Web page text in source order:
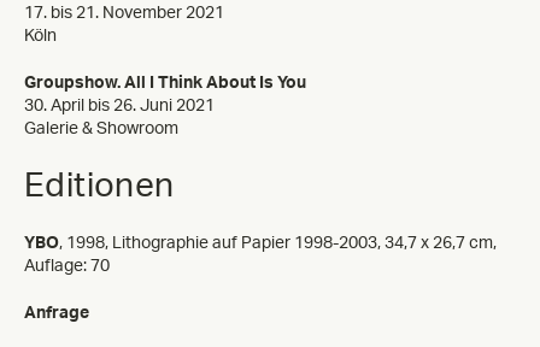
17. bis 21. November 2021
Köln
Groupshow. All I Think About Is You
30. April bis 26. Juni 2021
Galerie & Showroom
Editionen
YBO, 1998, Lithographie auf Papier 1998-2003, 34,7 x 26,7 cm,
Auflage: 70
Anfrage